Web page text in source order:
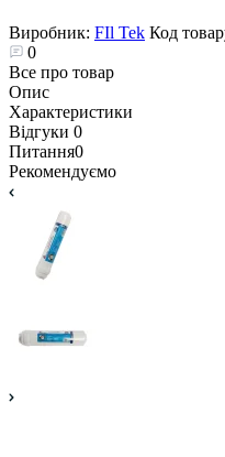
Виробник: FIl Tek Код
0
Все про товар
Опис
Характеристики
Відгуки 0
Питання0
Рекомендуємо